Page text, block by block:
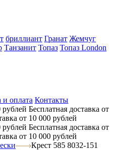
бриллиант Гранат Жемчуг
Танзанит Топаз Топаз London
и оплата Контакты
рублей Бесплатная доставка от
от 10 000 рублей
рублей Бесплатная доставка от
от 10 000 рублей
Крест 585 8032-151